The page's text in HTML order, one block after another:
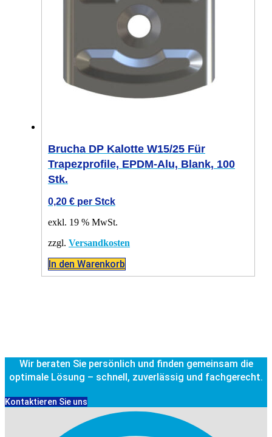
Brucha DP Kalotte W15/25 Für
Trapezprofile, EPDM-Alu, Blank, 100
Stk.
0,20 € per Stck
exkl. 19 % MwSt.
zzgl. Versandkosten
In den Warenkorb
Wir beraten Sie persönlich und finden gemeinsam die
optimale Lösung – schnell, zuverlässig und fachgerecht.
Kontaktieren Sie uns